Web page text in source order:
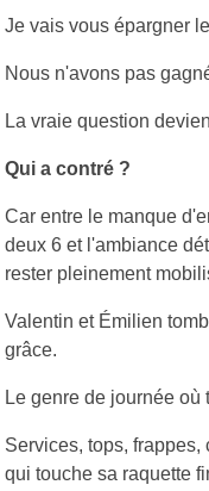
Je vais vous épargner
Nous n'avons pas
La vraie question
Qui a contré ?
Car entre le manque
deux 6 et l'ambiance
rester pleinement
Valentin et Émilien
grâce.
Le genre de journée où
Services, tops,
qui touche sa raquette